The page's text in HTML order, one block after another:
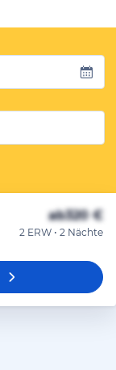
ab320 €
2 ERW • 2 Nächte